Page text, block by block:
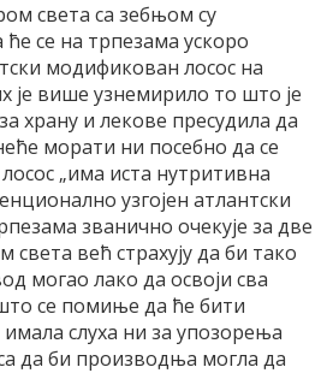
света са зебњом су
се на трпезама ускоро
модификован лосос на
је више узнемирило то што је
храну и лекове пресудила да
морати ни посебно да се
„има иста нутритивна
узгојен атлантски
званично очекује за две
већ страхују да би тако
могао лако да освоји сва
се помиње да ће бити
имала слуха ни за упозорења
да би производња могла да